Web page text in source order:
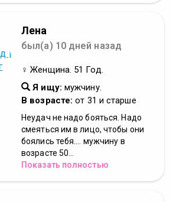
Лена
был(а) 10 дней назад
♀ Женщина. 51 Год.
Я ищу: мужчину.
В возрасте: от 31 и старше
Неудач не надо бояться. Надо
смеяться им в лицо, чтобы они
боялись тебя.... мужчину в
возрасте 50...
Показать полностью